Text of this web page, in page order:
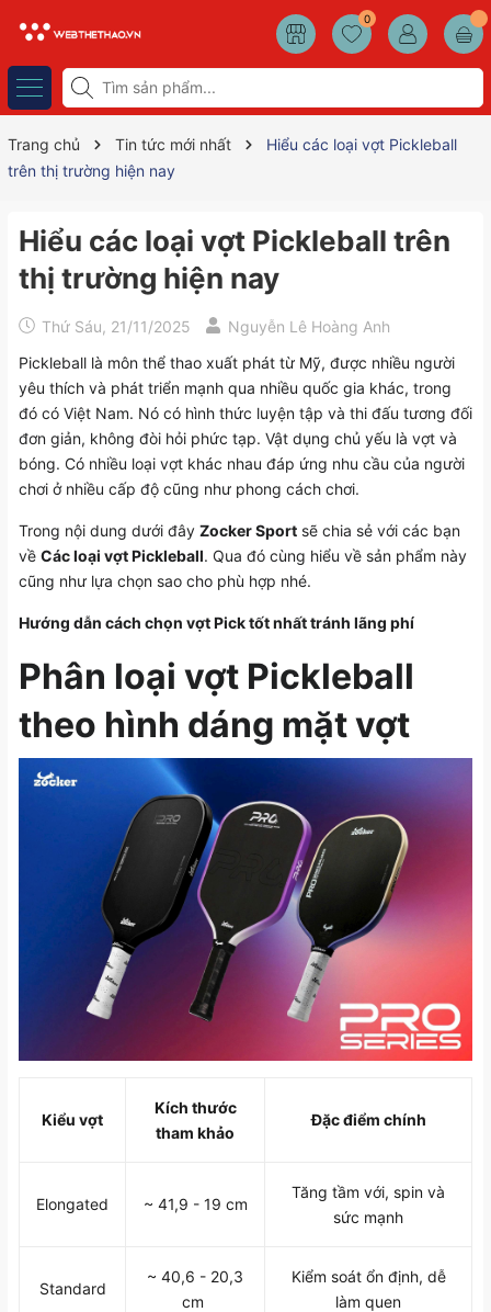
0
Trang chủ Tin tức mới nhất
Hiểu các loại vợt Pickleball
trên thị trường hiện nay
Hiểu các loại vợt Pickleball trên
thị trường hiện nay
Thứ Sáu, 21/11/2025
Nguyễn Lê Hoàng Anh
Pickleball là môn thể thao xuất phát từ Mỹ, được nhiều người
yêu thích và phát triển mạnh qua nhiều quốc gia khác, trong
đó có Việt Nam. Nó có hình thức luyện tập và thi đấu tương đối
đơn giản, không đòi hỏi phức tạp. Vật dụng chủ yếu là vợt và
bóng. Có nhiều loại vợt khác nhau đáp ứng nhu cầu của người
chơi ở nhiều cấp độ cũng như phong cách chơi.
Trong nội dung dưới đây Zocker Sport sẽ chia sẻ với các bạn
về Các loại vợt Pickleball. Qua đó cùng hiểu về sản phẩm này
cũng như lựa chọn sao cho phù hợp nhé.
Hướng dẫn cách chọn vợt Pick tốt nhất tránh lãng phí
Phân loại vợt Pickleball
theo hình dáng mặt vợt
Kiểu vợt
Kích thước
tham khảo
Đặc điểm chính
Elongated ~ 41,9 - 19 cm
Tăng tầm với, spin và
sức mạnh
Standard
~ 40,6 - 20,3
cm
Kiểm soát ổn định, dễ
làm quen